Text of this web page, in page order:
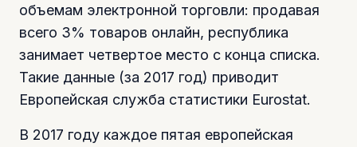
объемам электронной торговли: продавая
всего 3% товаров онлайн, республика
занимает четвертое место с конца списка.
Такие данные (за 2017 год) приводит
Европейская служба статистики Eurostat.
В 2017 году каждое пятая европейская